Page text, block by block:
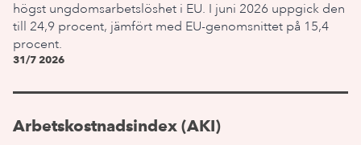
högst ungdomsarbetslöshet i EU. I juni 2026 uppgick den
till 24,9 procent, jämfört med EU-genomsnittet på 15,4
procent.
31/7 2026
Arbetskostnadsindex (AKI)